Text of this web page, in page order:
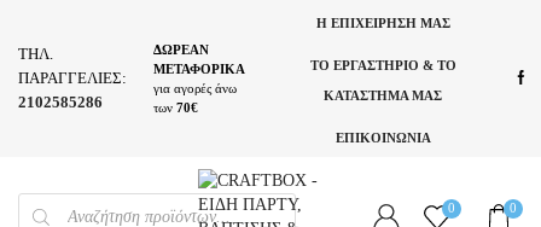
ΤΗΛ.
ΠΑΡΑΓΓΕΛΙΕΣ:
2102585286
ΔΩΡΕΑΝ
ΜΕΤΑΦΟΡΙΚΑ
για αγορές άνω
των 70€
Η ΕΠΙΧΕΙΡΗΣΗ ΜΑΣ
ΤΟ ΕΡΓΑΣΤΗΡΙΟ & ΤΟ
ΚΑΤΑΣΤΗΜΑ ΜΑΣ
ΕΠΙΚΟΙΝΩΝΙΑ
PRODUCTS
SEARCH
0 0